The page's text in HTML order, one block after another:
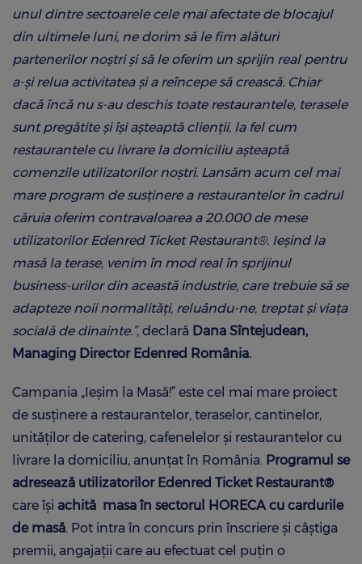
unul dintre sectoarele cele mai afectate de blocajul
din ultimele luni, ne dorim să le fim alături
partenerilor noștri și să le oferim un sprijin real pentru
a-și relua activitatea și a reîncepe să crească. Chiar
dacă încă nu s-au deschis toate restaurantele, terasele
sunt pregătite și își așteaptă clienții, la fel cum
restaurantele cu livrare la domiciliu așteaptă
comenzile utilizatorilor noștri. Lansăm acum cel mai
mare program de susținere a restaurantelor în cadrul
căruia oferim contravaloarea a 20.000 de mese
utilizatorilor Edenred Ticket Restaurant®. Ieșind la
masă la terase, venim în mod real în sprijinul
business-urilor din această industrie, care trebuie să se
adapteze noii normalități, reluându-ne, treptat și viața
socială de dinainte.”, declară Dana Sîntejudean,
Managing Director Edenred România.
Campania „Ieșim la Masă!” este cel mai mare proiect
de susținere a restaurantelor, teraselor, cantinelor,
unităților de catering, cafenelelor și restaurantelor cu
livrare la domiciliu, anunțat în România. Programul se
adresează utilizatorilor Edenred Ticket Restaurant®
care își achită masa în sectorul HORECA cu cardurile
de masă. Pot intra în concurs prin înscriere și câștiga
premii, angajații care au efectuat cel puțin o